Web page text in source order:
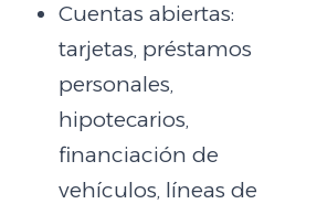
Cuentas abiertas:
tarjetas, préstamos
personales,
hipotecarios,
financiación de
vehículos, líneas de